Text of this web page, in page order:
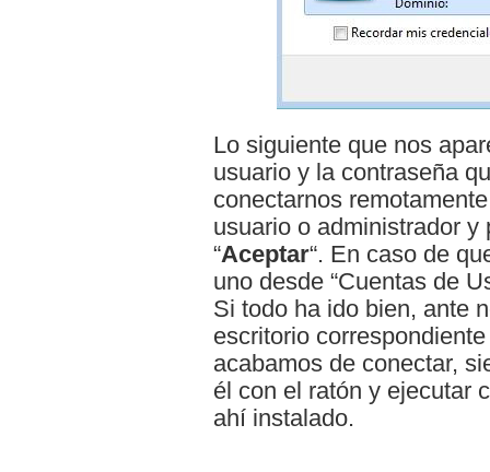
Lo siguiente que nos
usuario y la contraseña
conectarnos
usuario o administrador y
“Aceptar“. En caso de
uno desde “Cuentas de
Si todo ha ido bien, ante
escritorio
acabamos de conectar,
él con el ratón y ejecutar
ahí instalado.